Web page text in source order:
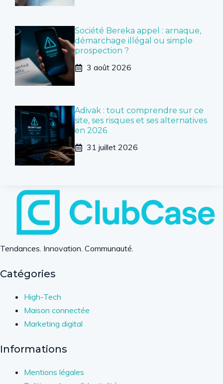
Société Bereka appel : arnaque,
démarchage illégal ou simple
prospection ?
3 août 2026
Adivak : tout comprendre sur ce
site, ses risques et ses alternatives
en 2026
31 juillet 2026
Tendances. Innovation. Communauté.
Catégories
High-Tech
Maison connectée
Marketing digital
Informations
Mentions légales